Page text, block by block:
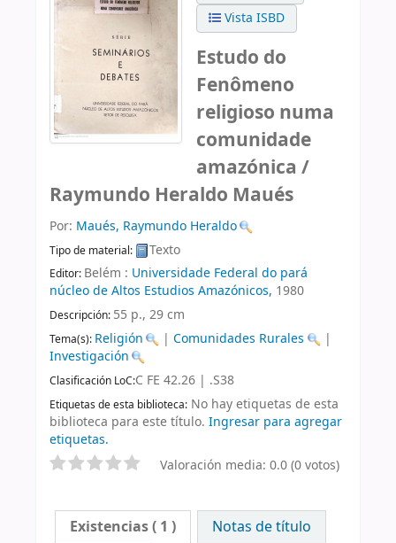
Vista ISBD
Estudo do
Fenômeno
religioso numa
comunidade
amazónica /
Raymundo Heraldo Maués
Por: Maués, Raymundo Heraldo
Tipo de material: Texto
Editor: Belém : Universidade Federal do pará
núcleo de Altos Estudios Amazónicos, 1980
Descripción: 55 p., 29 cm
Tema(s): Religión |Comunidades Rurales
|
Investigación
Clasificación LoC:C FE 42.26 | .S38
Etiquetas de esta biblioteca: No hay etiquetas de esta
biblioteca para este título. Ingresar para agregar
etiquetas.
Valoración media: 0.0 (0 votos)
Existencias( 1 )
Notas de título